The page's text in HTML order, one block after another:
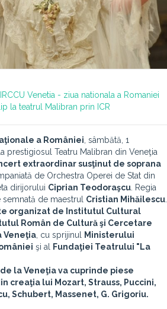
Venetia - ziua nationala a Romaniei
la teatrul Malibran prin ICR
a României , sâmbătă, 1
prestigiosul Teatru Malibran din Veneţia
extraordinar susţinut de soprana
de Orchestra Operei de Stat din
dirijorului Ciprian Teodoraşcu . Regia
de maestrul Cristian Mihăilescu
organizat de Institutul Cultural
Român de Cultură şi Cercetare
Veneţia , cu sprijinul
Ministerului
şi al
Fundaţiei Teatrului "La
la Veneţia va cuprinde piese
creaţia lui Mozart, Strauss, Puccini,
Schubert, Massenet, G. Grigoriu.